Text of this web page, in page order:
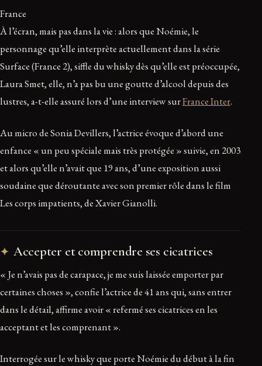
France
À l’écran, mais pas dans la vie : alors que Noémie, le
personnage qu’elle interprète actuellement dans la série
Surface (France 2), siffle du whisky dès qu’elle est préoccupée,
Laura Smet, elle, n’a pas bu une goutte d’alcool depuis des
lustres, a-t-elle assuré lors d’une interview surFrance Inter.
Au micro de Sonia Devillers, l’actrice évoque d’abord une
enfance « un peu spéciale mais très protégée » suivie, en 2003
et alors qu’elle n’avait que 19 ans, d’une exposition aussi
soudaine que déroutante avec son premier rôle dans le film
Les corps impatients, de Xavier Gianolli.
Accepter et comprendre ses cicatrices
« Je n’avais pas de carapace, je me suis laissée emporter par
certaines choses », confie l’actrice de 41 ans qui, sans entrer
dans le détail, affirme avoir « refermé ses cicatrices en les
acceptant et les comprenant ».
Interrogée sur le whisky que porte Noémie du début à la fin